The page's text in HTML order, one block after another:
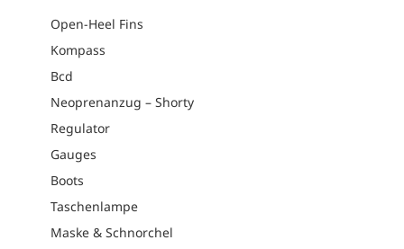
Open-Heel Fins
Kompass
Bcd
Neoprenanzug – Shorty
Regulator
Gauges
Boots
Taschenlampe
Maske & Schnorchel